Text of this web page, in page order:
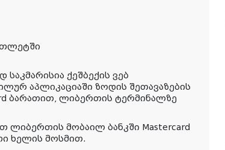
საკმარისია ქეშბექის ვებ
აპლიკაციაში ზოდის შეთავაზების
ბარათით, ლიბერთის ტერმინალზე
ლიბერთის მობაილ ბანკში Mastercard
ხელის მოსმით.